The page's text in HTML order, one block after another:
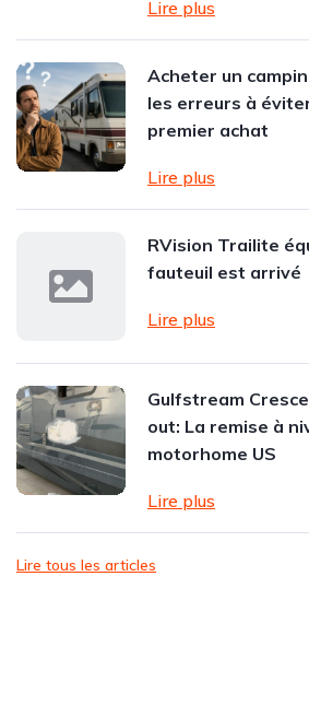
Lire plus
Acheter un
les erreurs à
premier achat
Lire plus
RVision Trailite
fauteuil est arrivé
Lire plus
Gulfstream
out: La remise à
motorhome US
Lire plus
Lire tous les articles